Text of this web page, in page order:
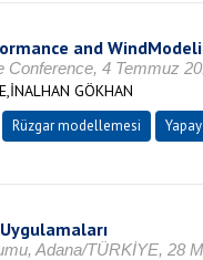
and
Conference, 4 Temmuz
GÖKHAN
Rüzgar modellemesi
Adana/TÜRKİYE, 28